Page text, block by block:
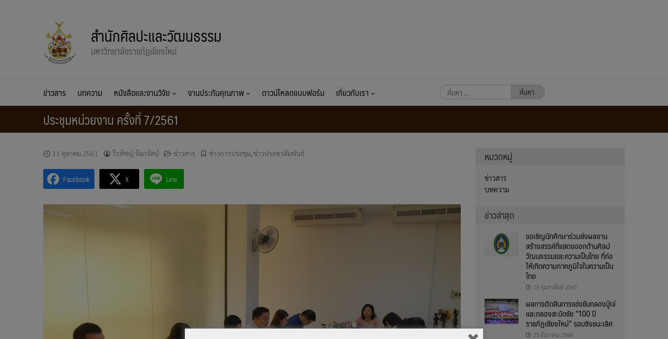
สำนักศิลปะและวัฒนธรรม
มหาวิทยาลัยราชภัฏเชียงใหม่
ข่าวสาร บทความ หนังสือและงานวิจัย งานประกันคุณภาพ ดาวน์โหลดแบบฟอร์ม เกี่ยวกับเรา
ค้นหา
สำหรับ:
ประชุมหน่วยงาน ครั้งที่ 7/2561
11 ตุลาคม 2561 วีรพิชญ์ หิมารัตน์ ข่าวสาร ข่าวการประชุม, ข่าวประชาสัมพันธ์
Facebook X Line
หมวดหมู่
ข่าวสาร
บทความ
ข่าวล่าสุด
ขอเชิญนักศึกษาร่วมส่งผลงาน
สร้างสรรค์ที่แสดงออกด้านศิลป
วัฒนธรรมและความเป็นไทย ที่ก่อ
ให้เกิดความภาคภูมิใจในความเป็น
ไทย
19 กุมภาพันธ์ 2567
ผลการตัดสินการแข่งขันกลองปู่เจ่
และกลองสะบัดชัย “100 ปี
ราชภัฏเชียงใหม่” รอบชิงชนะเลิศ
25 ธันวาคม 2566